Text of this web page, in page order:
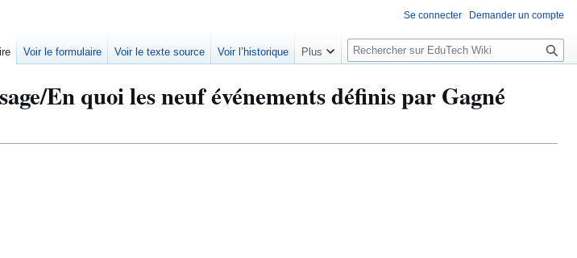
En quoi les neuf événements définis par Gagné
Se connecter Demander un compte
Voir le formulaire Voir le texte source Voir l’historique Plus
R
e
h